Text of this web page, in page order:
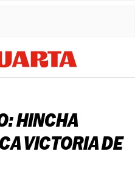
HINCHA
VICTORIA DE